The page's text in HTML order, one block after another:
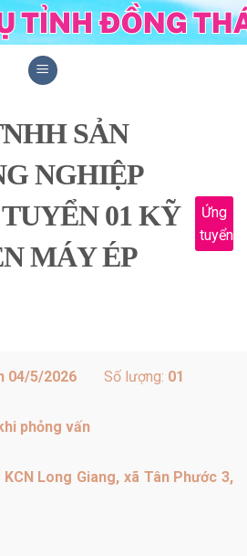
SẢN
NGHIỆP
01 KỸ
MÁY ÉP
Ứng
tuyển
04/5/2026 Số lượng: 01
phỏng vấn
KCN Long Giang, xã Tân Phước 3,